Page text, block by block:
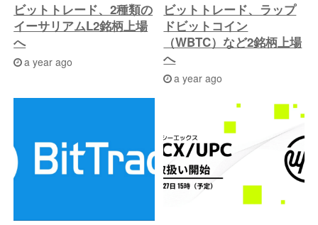
ビットトレード、2種類の
イーサリアムL2銘柄上場
へ
a year ago
ビットトレード、ラップ
ドビットコイン
（WBTC）など2銘柄上場
へ
a year ago